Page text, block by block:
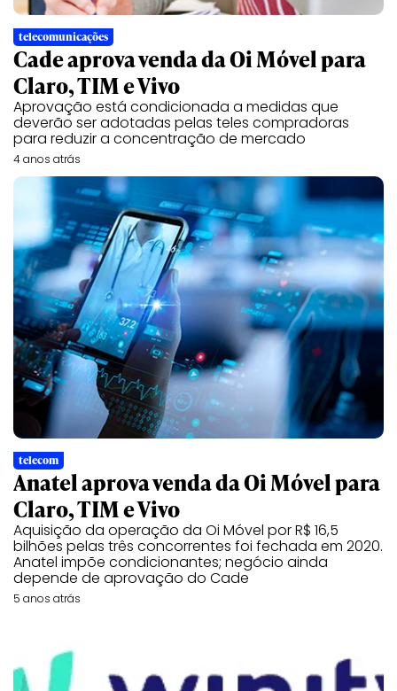
telecomunicações
Cade aprova venda da Oi Móvel para
Claro, TIM e Vivo
Aprovação está condicionada a medidas que
deverão ser adotadas pelas teles compradoras
para reduzir a concentração de mercado
4 anos atrás
telecom
Anatel aprova venda da Oi Móvel para
Claro, TIM e Vivo
Aquisição da operação da Oi Móvel por R$ 16,5
bilhões pelas três concorrentes foi fechada em 2020.
Anatel impõe condicionantes; negócio ainda
depende de aprovação do Cade
5 anos atrás